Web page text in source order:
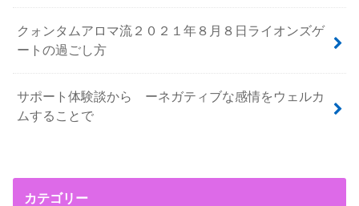
クォンタムアロマ流２０２１年８月８日ライオンズゲ
ートの過ごし方
サポート体験談から ーネガティブな感情をウェルカ
ムすることで
カテゴリー